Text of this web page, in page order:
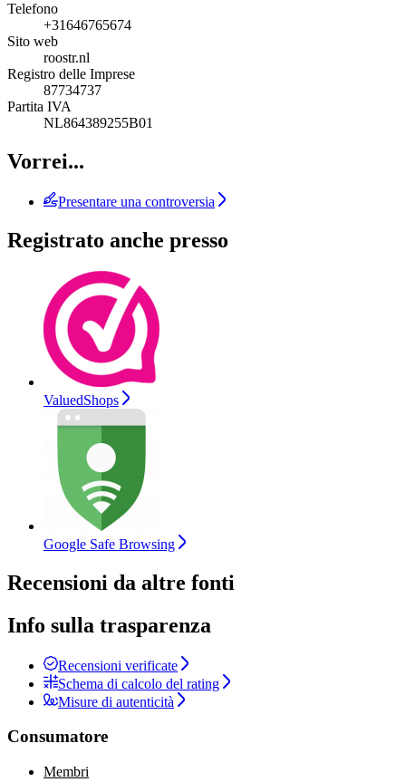
Telefono
+31646765674
Sito web
roostr.nl
Registro delle Imprese
87734737
Partita IVA
NL864389255B01
Vorrei...
Presentare una controversia
Registrato anche presso
ValuedShops
Google Safe Browsing
Recensioni da altre fonti
Info sulla trasparenza
Recensioni verificate
Schema di calcolo del rating
Misure di autenticità
Consumatore
Membri